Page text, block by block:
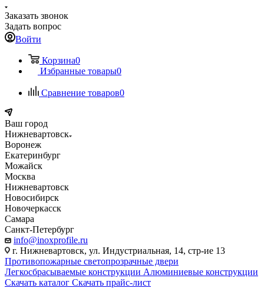
Заказать звонок
Задать вопрос
Войти
Корзина0
Избранные товары0
Сравнение товаров0
Ваш город
Нижневартовск
Воронеж
Екатеринбург
Можайск
Москва
Нижневартовск
Новосибирск
Новочеркасск
Самара
Санкт-Петербург
info@inoxprofile.ru
г. Нижневартовск, ул. Индустриальная, 14, стр-ие 13
Противопожарные светопрозрачные двери
Легкосбрасываемые конструкции Алюминиевые конструкции
Скачать каталог Скачать прайс-лист